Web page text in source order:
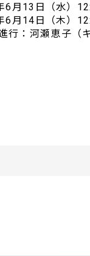
6月13日（水）
6月14日（木）
行：河瀬恵子（